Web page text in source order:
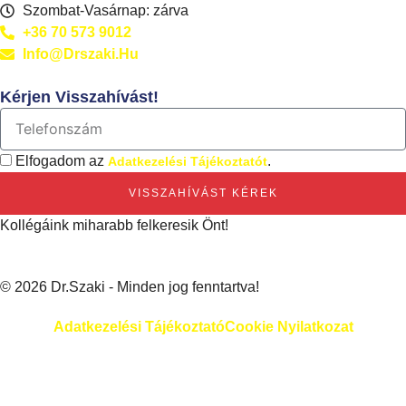
Szombat-Vasárnap: zárva
+36 70 573 9012
Info@drszaki.hu
Kérjen Visszahívást!
Elfogadom az Adatkezelési Tájékoztatót.
VISSZAHÍVÁST KÉREK
Kollégáink miharabb felkeresik Önt!
© 2026 Dr.Szaki - Minden jog fenntartva!
Adatkezelési TájékoztatóCookie Nyilatkozat